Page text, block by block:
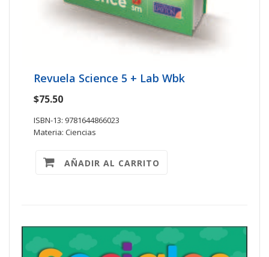
Revuela Science 5 + Lab Wbk
$75.50
ISBN-13: 9781644866023
Materia: Ciencias
AÑADIR AL CARRITO